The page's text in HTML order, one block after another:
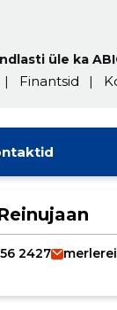
üle ka
| Finantsid |
2427